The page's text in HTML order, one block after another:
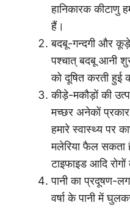
हानिकारक कीटाणु
हैं।
बदबू-गन्दगी और
पश्चात् बदबू आनी शुरू
को दूषित करती हुई
कीड़े-मकौड़ों की
मच्छर अनेकों
हमारे स्वास्थ्य पर
मलेरिया फैल सकता
टाइफाइड आदि
पानी का प्रदूषण-
वर्षा के पानी में